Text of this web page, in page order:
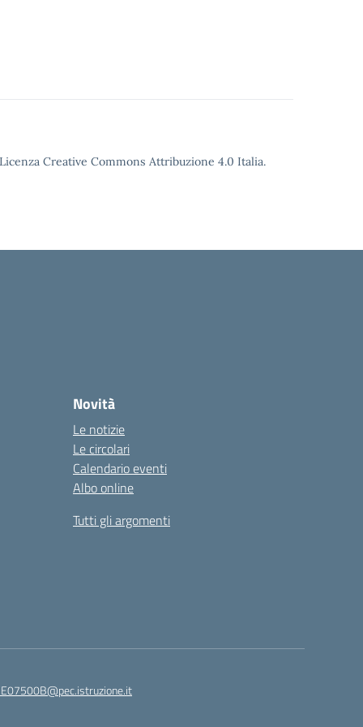
Creative Commons Attribuzione 4.0 Italia.
Novità
Le notizie
Le circolari
Calendario eventi
Albo online
Tutti gli argomenti